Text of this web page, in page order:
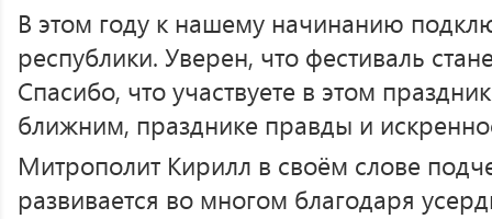
В этом году к нашему начинанию
республики. Уверен, что фестиваль
Спасибо, что участвуете в этом
ближним, празднике правды и
Митрополит Кирилл в своём слове
развивается во многом благодаря